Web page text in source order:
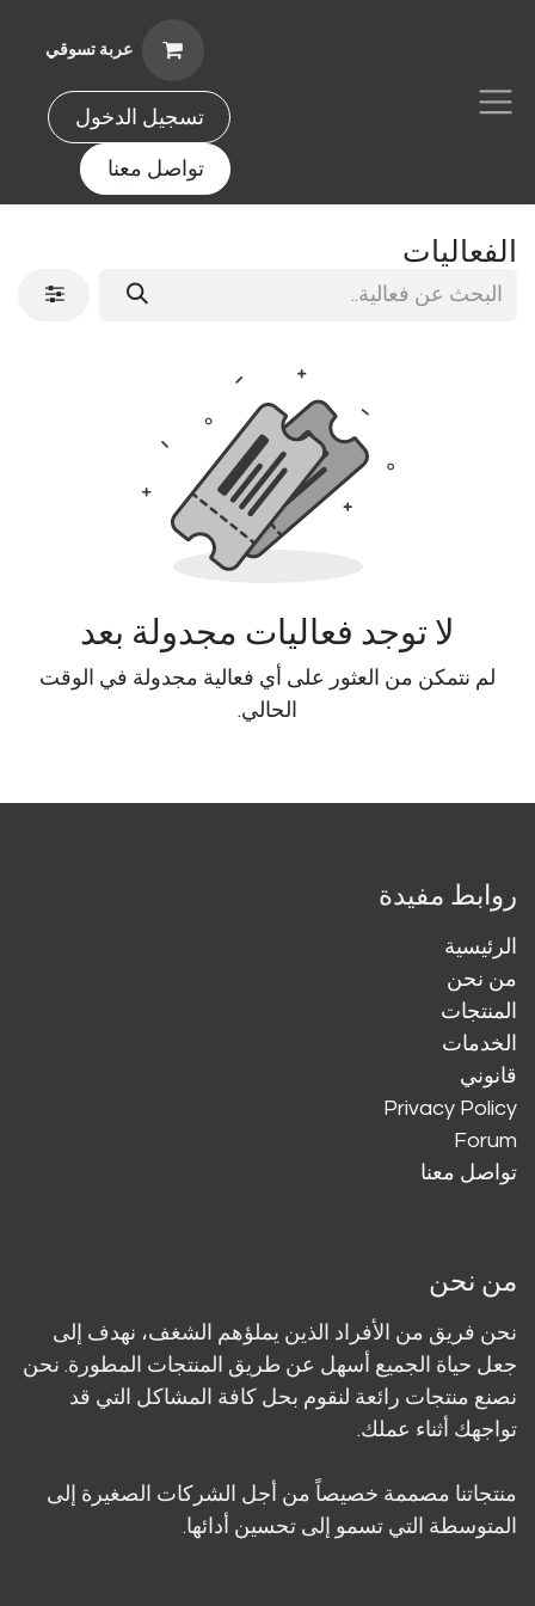
عربة تسوقي
تسجيل الدخول
تواصل معنا
الفعاليات
لا توجد فعاليات مجدولة بعد
لم نتمكن من العثور على أي فعالية مجدولة في الوقت
الحالي.
روابط مفيدة
الرئيسية
من نحن
المنتجات
الخدمات
قانوني
Privacy Policy
Forum
تواصل معنا
من نحن
نحن فريق من الأفراد الذين يملؤهم الشغف، نهدف إلى
جعل حياة الجميع أسهل عن طريق المنتجات المطورة. نحن
نصنع منتجات رائعة لنقوم بحل كافة المشاكل التي قد
تواجهك أثناء عملك.
منتجاتنا مصممة خصيصاً من أجل الشركات الصغيرة إلى
المتوسطة التي تسمو إلى تحسين أدائها.